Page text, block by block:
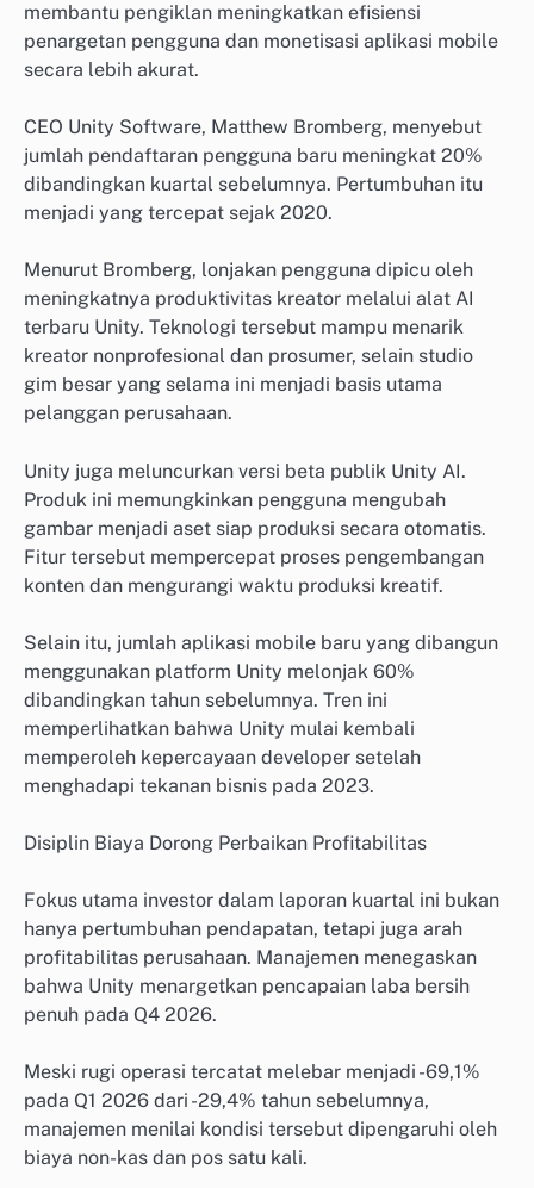
membantu pengiklan meningkatkan efisiensi
penargetan pengguna dan monetisasi aplikasi mobile
secara lebih akurat.
CEO Unity Software, Matthew Bromberg, menyebut
jumlah pendaftaran pengguna baru meningkat 20%
dibandingkan kuartal sebelumnya. Pertumbuhan itu
menjadi yang tercepat sejak 2020.
Menurut Bromberg, lonjakan pengguna dipicu oleh
meningkatnya produktivitas kreator melalui alat AI
terbaru Unity. Teknologi tersebut mampu menarik
kreator nonprofesional dan prosumer, selain studio
gim besar yang selama ini menjadi basis utama
pelanggan perusahaan.
Unity juga meluncurkan versi beta publik Unity AI.
Produk ini memungkinkan pengguna mengubah
gambar menjadi aset siap produksi secara otomatis.
Fitur tersebut mempercepat proses pengembangan
konten dan mengurangi waktu produksi kreatif.
Selain itu, jumlah aplikasi mobile baru yang dibangun
menggunakan platform Unity melonjak 60%
dibandingkan tahun sebelumnya. Tren ini
memperlihatkan bahwa Unity mulai kembali
memperoleh kepercayaan developer setelah
menghadapi tekanan bisnis pada 2023.
Disiplin Biaya Dorong Perbaikan Profitabilitas
Fokus utama investor dalam laporan kuartal ini bukan
hanya pertumbuhan pendapatan, tetapi juga arah
profitabilitas perusahaan. Manajemen menegaskan
bahwa Unity menargetkan pencapaian laba bersih
penuh pada Q4 2026.
Meski rugi operasi tercatat melebar menjadi -69,1%
pada Q1 2026 dari -29,4% tahun sebelumnya,
manajemen menilai kondisi tersebut dipengaruhi oleh
biaya non-kas dan pos satu kali.